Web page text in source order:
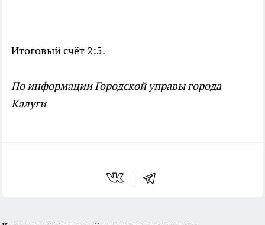
Итоговый счёт 2:5.
По информации Городской управы города
Калуги